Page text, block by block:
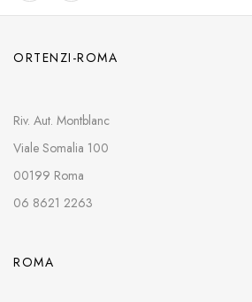
ORTENZI-ROMA
Riv. Aut. Montblanc
Viale Somalia 100
00199 Roma
06 8621 2263
ROMA